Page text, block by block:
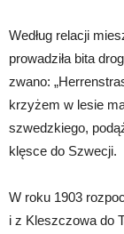
Według relacji
prowadziła bita
zwano:
krzyżem w lesie
szwedzkiego,
klęsce do Szwecji.
W roku 1903
i z Kleszczowa do